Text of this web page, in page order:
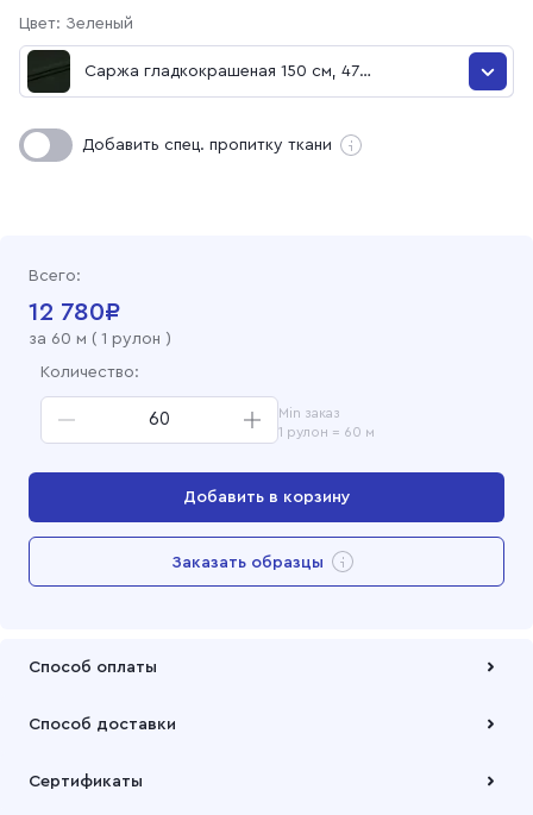
Цвет: Зеленый
Саржа гладкокрашеная 150 см, 47
Оливковый
Саржа гладкокрашеная 150 см, 0993 Коричневый
Саржа гладкокрашеная 150 см, 035 Бордо
Саржа отбеленная 150 см
Саржа гладкокрашеная 150 см, 316 Черный
Саржа гладкокрашеная 150 см, 306 Серый
Саржа гладкокрашеная 150 см, 269 Синий
(юнармия)
Добавить спец. пропитку ткани
Всего:
12 780₽
за 60 м ( 1 рулон )
Количество:
Min заказ
1 рулон = 60 м
Добавить в корзину
Перейти в корзину
Заказать образцы
Способ оплаты
Способ доставки
наших складов или через транспортную компанию на Ваш
Сертификаты